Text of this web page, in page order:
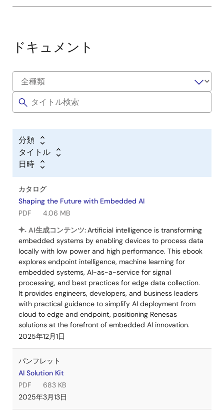
ドキュメント
分類
タイトル
日時
カタログ
Shaping the Future with Embedded AI
PDF
4.06 MB
AI生成コンテンツ:Artificial intelligence is transforming
embedded systems by enabling devices to process data
locally with low power and high performance. This ebook
explores endpoint intelligence, machine learning for
embedded systems, AI-as-a-service for signal
processing, and best practices for edge data collection.
It provides engineers, developers, and business leaders
with practical guidance to simplify AI deployment from
cloud to edge and endpoint, positioning Renesas
solutions at the forefront of embedded AI innovation.
2025年12月1日
パンフレット
AI Solution Kit
PDF
683 KB
2025年3月13日